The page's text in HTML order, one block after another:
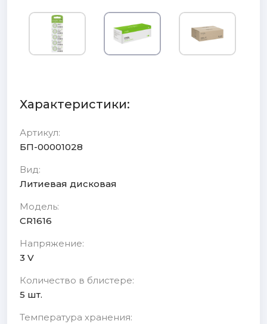
Характеристики:
Артикул:
БП-00001028
Вид:
Литиевая дисковая
Модель:
CR1616
Напряжение:
3 V
Количество в блистере:
5 шт.
Температура хранения: